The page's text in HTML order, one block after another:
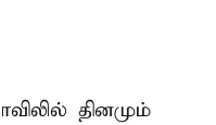
தினமும்